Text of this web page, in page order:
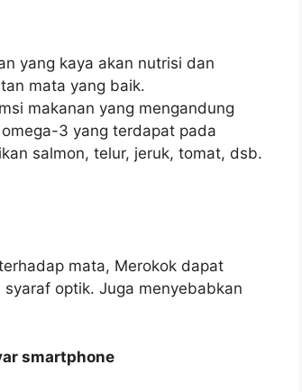
yang kaya akan nutrisi dan
mata yang baik.
makanan yang mengandung
3 yang terdapat pada
salmon, telur, jeruk, tomat, dsb.
mata, Merokok dapat
optik. Juga menyebabkan
smartphone